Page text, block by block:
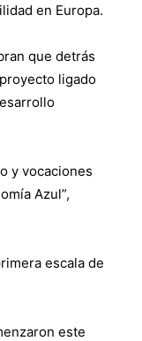
en Europa.
que detrás
ligado
y vocaciones
Azul”,
escala de
este